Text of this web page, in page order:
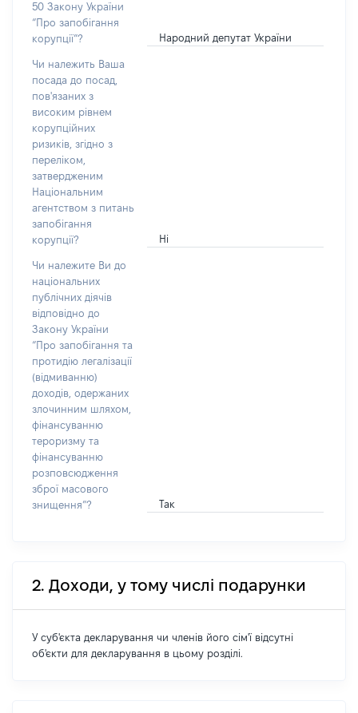
50 Закону України
“Про запобігання
корупції”?
Народний депутат України
Чи належить Ваша
посада до посад,
пов'язаних з
високим рівнем
корупційних
ризиків, згідно з
переліком,
затвердженим
Національним
агентством з питань
запобігання
корупції?
Ні
Чи належите Ви до
національних
публічних діячів
відповідно до
Закону України
“Про запобігання та
протидію легалізації
(відмиванню)
доходів, одержаних
злочинним шляхом,
фінансуванню
тероризму та
фінансуванню
розповсюдження
зброї масового
знищення”?
Так
2. Доходи, у тому числі подарунки
У суб'єкта декларування чи членів його сім'ї відсутні
об'єкти для декларування в цьому розділі.